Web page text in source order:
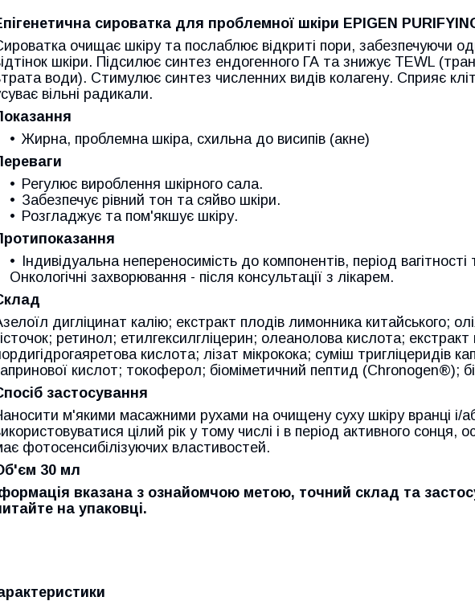
сироватка для проблемної шкіри EPIGEN
очищає шкіру та послаблює відкриті пори, забезпечуючи
шкіри. Підсилює синтез ендогенного ГА та знижує TEWL
води). Стимулює синтез численних видів колагену. Сприяє
вільні радикали.
Жирна, проблемна шкіра, схильна до висипів (акне)
Регулює вироблення шкірного сала.
Забезпечує рівний тон та сяйво шкіри.
Розгладжує та пом'якшує шкіру.
Індивідуальна непереносимість до компонентів, період вагітності
Онкологічні захворювання - після консультації з лікарем.
дигліцинат калію; екстракт плодів лимонника китайського;
ретинол; етилгексилгліцерин; олеанолова кислота;
кислота; лізат мікрокока; суміш тригліцеридів
кислот; токоферол; біоміметичний пептид (Chronogen®);
застосування
м'якими масажними рухами на очищену суху шкіру вранці і/
цілий рік у тому числі і в період активного сонця,
фотосенсибілізуючих властивостей.
30 мл
вказана з ознайомчою метою, точний склад та
на упаковці.